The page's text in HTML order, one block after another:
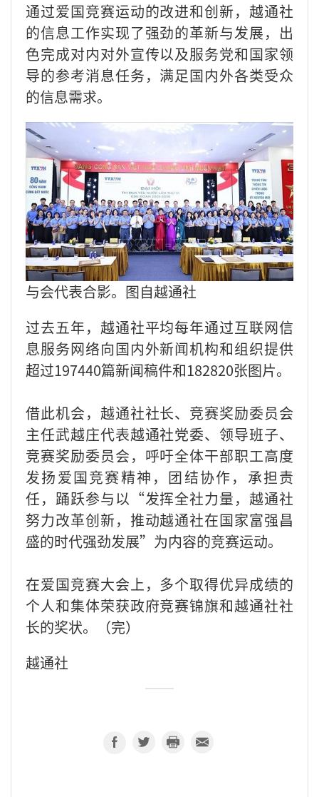
通过爱国竞赛运动的改进和创新，越通社
的信息工作实现了强劲的革新与发展，出
色完成对内对外宣传以及服务党和国家领
导的参考消息任务，满足国内外各类受众
的信息需求。
与会代表合影。图自越通社
过去五年，越通社平均每年通过互联网信
息服务网络向国内外新闻机构和组织提供
超过197440篇新闻稿件和182820张图片。
借此机会，越通社社长、竞赛奖励委员会
主任武越庄代表越通社党委、领导班子、
竞赛奖励委员会，呼吁全体干部职工高度
发扬爱国竞赛精神，团结协作，承担责
任，踊跃参与以“发挥全社力量，越通社
努力改革创新，推动越通社在国家富强昌
盛的时代强劲发展”为内容的竞赛运动。
在爱国竞赛大会上，多个取得优异成绩的
个人和集体荣获政府竞赛锦旗和越通社社
长的奖状。（完）
越通社